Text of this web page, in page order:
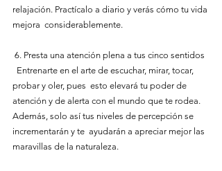
relajación. Practícalo a diario y verás cómo tu vida
mejora  considerablemente.
6. Presta una atención plena a tus cinco sentidos
probar y oler, pues  esto elevará tu poder de
atención y de alerta con el mundo que te rodea.
Además, solo así tus niveles de percepción se
incrementarán y te  ayudarán a apreciar mejor las
maravillas de la naturaleza.